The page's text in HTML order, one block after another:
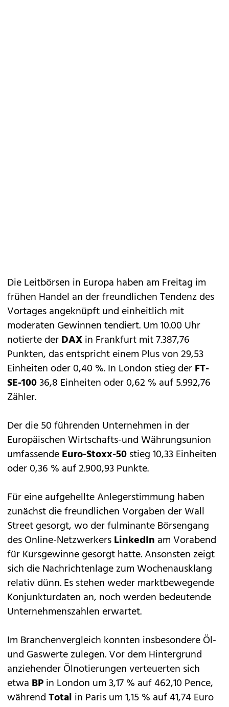
Die Leitbörsen in Europa haben am Freitag im
frühen Handel an der freundlichen Tendenz des
Vortages angeknüpft und einheitlich mit
moderaten Gewinnen tendiert. Um 10.00 Uhr
notierte derDAXin Frankfurt mit 7.387,76
Punkten, das entspricht einem Plus von 29,53
Einheiten oder 0,40 %. In London stieg derFT-
SE-10036,8 Einheiten oder 0,62 % auf 5.992,76
Zähler.
Der die 50 führenden Unternehmen in der
Europäischen Wirtschafts-und Währungsunion
umfassendeEuro-Stoxx-50stieg 10,33 Einheiten
oder 0,36 % auf 2.900,93 Punkte.
Für eine aufgehellte Anlegerstimmung haben
zunächst die freundlichen Vorgaben der Wall
Street gesorgt, wo der fulminante Börsengang
des Online-NetzwerkersLinkedIn am Vorabend
für Kursgewinne gesorgt hatte. Ansonsten zeigt
sich die Nachrichtenlage zum Wochenausklang
relativ dünn. Es stehen weder marktbewegende
Konjunkturdaten an, noch werden bedeutende
Unternehmenszahlen erwartet.
Im Branchenvergleich konnten insbesondere Öl-
und Gaswerte zulegen. Vor dem Hintergrund
anziehender Ölnotierungen verteuerten sich
etwa BPin London um 3,17 % auf 462,10 Pence,
währendTotal in Paris um 1,15 % auf 41,74 Euro